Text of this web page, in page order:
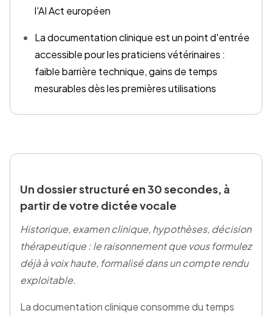
l'AI Act européen
La documentation clinique est un point d'entrée
accessible pour les praticiens vétérinaires :
faible barrière technique, gains de temps
mesurables dès les premières utilisations
Un dossier structuré en 30 secondes, à
partir de votre dictée vocale
Historique, examen clinique, hypothèses, décision
thérapeutique : le raisonnement que vous formulez
déjà à voix haute, formalisé dans un compte rendu
exploitable.
La documentation clinique consomme du temps